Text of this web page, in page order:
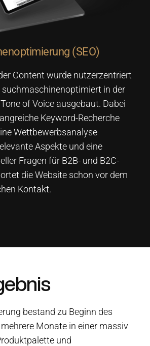
(SEO)
Content wurde nutzerzentriert
in der
of Voice ausgebaut. Dabei
Keyword-Recherche
Wettbewerbsanalyse
Aspekte und eine
Fragen für B2B- und B2C-
die Website schon vor dem
Kontakt.
bestand zu Beginn des
Monate in einer massiv
und